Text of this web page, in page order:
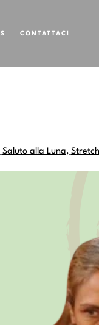
CONTATTACI
Saluto alla Luna,